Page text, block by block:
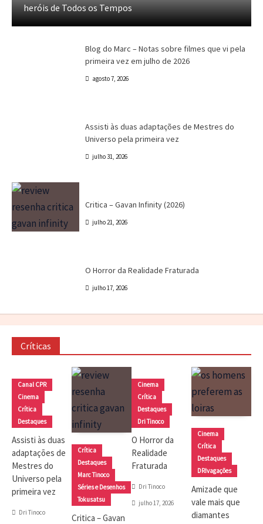
Marc Tinoco agosto 7, 2026
heróis de Todos os Tempos
Blog do Marc – Notas sobre filmes que vi pela
primeira vez em julho de 2026
agosto 7, 2026
Assisti às duas adaptações de Mestres do
Universo pela primeira vez
julho 31, 2026
Critica – Gavan Infinity (2026)
julho 21, 2026
O Horror da Realidade Fraturada
julho 17, 2026
Críticas
Canal CPR
Cinema
Crítica
Destaques
Assisti às duas
adaptações de
Mestres do
Universo pela
primeira vez
Dri Tinoco
Crítica
Destaques
Marc Tinoco
Séries e Desenhos
Tokusatsu
Critica – Gavan
Cinema
Crítica
Destaques
Dri Tinoco
O Horror da
Realidade
Fraturada
Dri Tinoco
julho 17, 2026
Cinema
Crítica
Destaques
DRIvagações
Amizade que
vale mais que
diamantes